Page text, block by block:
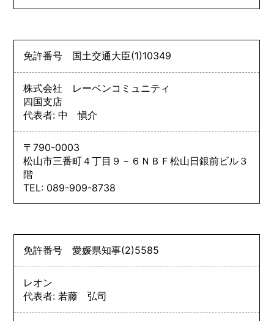
免許番号 国土交通大臣(1)10349
株式会社 レーベンコミュニティ
四国支店
代表者: 中 愼介
〒790-0003
松山市三番町４丁目９－６ＮＢＦ松山日銀前ビル３
階
TEL: 089-909-8738
免許番号愛媛県知事(2)5585
レオン
代表者: 若藤 弘司